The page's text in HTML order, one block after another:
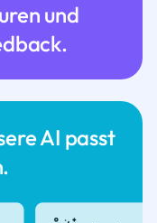
AI passt
und